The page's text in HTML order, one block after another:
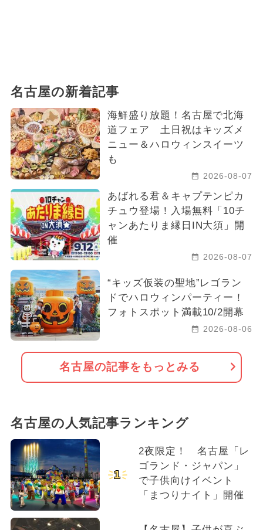
名古屋の新着記事
海鮮盛り放題！名古屋で北海
道フェア 土日祝はキッズメ
ニュー＆ハロウィンスイーツ
も
2026-08-07
あばれる君＆キャプテンピカ
チュウ登場！入場無料「10チ
ャンあたりま縁日IN大須」開
催
2026-08-07
“キッズ仮装の聖地”レゴラン
ドでハロウィンパーティー！
フォトスポット満載10/2開幕
2026-08-06
名古屋の記事をもっとみる
名古屋の人気記事ランキング
1
2夜限定！ 名古屋「レ
ゴランド・ジャパン」
で子供向けイベント
「まつりナイト」開催